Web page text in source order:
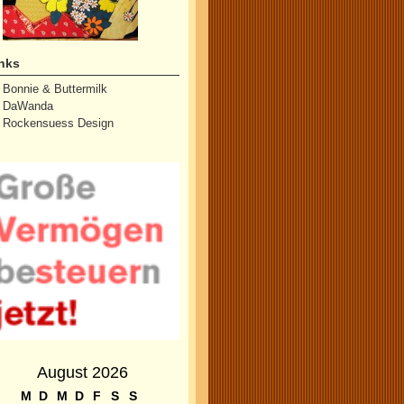
Bonnie & Buttermilk
DaWanda
Rockensuess Design
August 2026
M D M D F S S